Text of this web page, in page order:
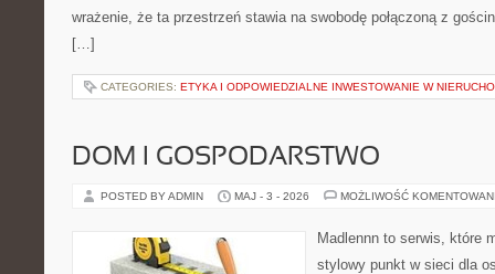
wrażenie, że ta przestrzeń stawia na swobodę połączoną z
[…]
CATEGORIES: ETYKA I ODPOWIEDZIALNE INWESTOWANIE W
DOM I GOSPODARSTWO
POSTED BY ADMIN MAJ - 3 - 2026 MOŻLIWOŚĆ
Madlennn to serwis, które
stylowy punkt w sieci dla